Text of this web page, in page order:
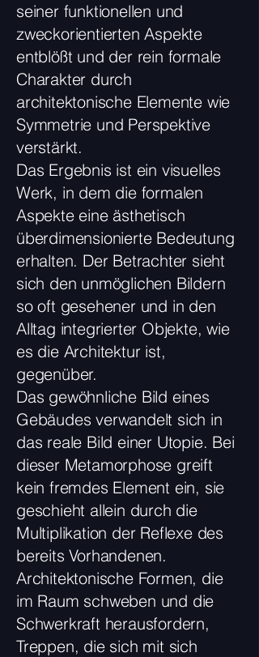
seiner funktionellen und
zweckorientierten Aspekte
entblößt und der rein formale
Charakter durch
architektonische Elemente wie
Symmetrie und Perspektive
verstärkt.
Das Ergebnis ist ein visuelles
Werk, in dem die formalen
Aspekte eine ästhetisch
überdimensionierte Bedeutung
erhalten. Der Betrachter sieht
sich den unmöglichen Bildern
so oft gesehener und in den
Alltag integrierter Objekte, wie
es die Architektur ist,
gegenüber.
Das gewöhnliche Bild eines
Gebäudes verwandelt sich in
das reale Bild einer Utopie. Bei
dieser Metamorphose greift
kein fremdes Element ein, sie
geschieht allein durch die
Multiplikation der Reflexe des
bereits Vorhandenen.
Architektonische Formen, die
im Raum schweben und die
Schwerkraft herausfordern,
Treppen, die sich mit sich